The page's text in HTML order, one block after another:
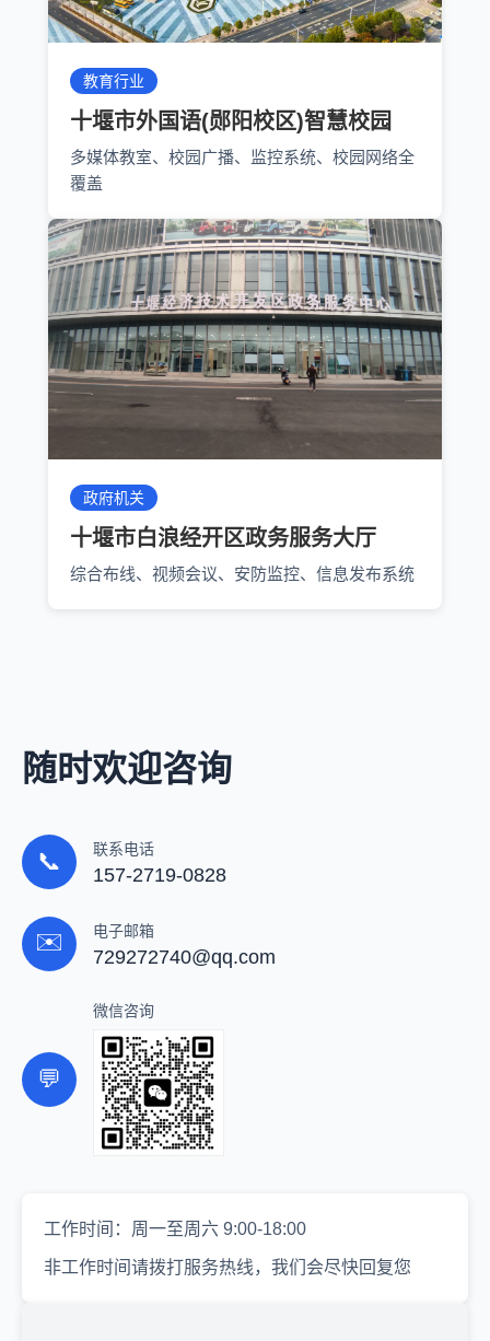
教育行业
十堰市外国语(郧阳校区)智慧校园
多媒体教室、校园广播、监控系统、校园网络全
覆盖
政府机关
十堰市白浪经开区政务服务大厅
综合布线、视频会议、安防监控、信息发布系统
随时欢迎咨询
📞 联系电话
157-2719-0828
✉️ 电子邮箱
729272740@qq.com
💬
微信咨询
工作时间：周一至周六 9:00-18:00
非工作时间请拨打服务热线，我们会尽快回复您